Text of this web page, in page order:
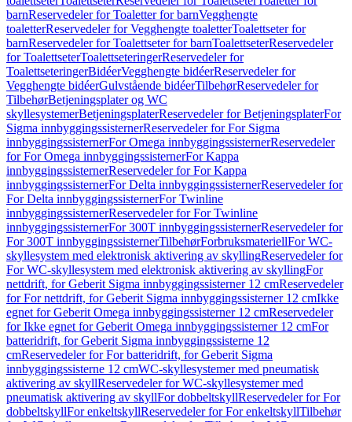
barnReservedeler for Toaletter for barnVegghengte
toaletterReservedeler for Vegghengte toaletterToalettseter for
barnReservedeler for Toalettseter for barnToalettseterReservedeler
for ToalettseterToalettseteringerReservedeler for
ToalettseteringerBidéerVegghengte bidéerReservedeler for
Vegghengte bidéerGulvstående bidéerTilbehørReservedeler for
TilbehørBetjeningsplater og WC
skyllesystemerBetjeningsplaterReservedeler for BetjeningsplaterFor
Sigma innbyggingssisternerReservedeler for For Sigma
innbyggingssisternerFor Omega innbyggingssisternerReservedeler
for For Omega innbyggingssisternerFor Kappa
innbyggingssisternerReservedeler for For Kappa
innbyggingssisternerFor Delta innbyggingssisternerReservedeler for
For Delta innbyggingssisternerFor Twinline
innbyggingssisternerReservedeler for For Twinline
innbyggingssisternerFor 300T innbyggingssisternerReservedeler for
For 300T innbyggingssisternerTilbehørForbruksmateriellFor WC-
skyllesystem med elektronisk aktivering av skyllingReservedeler for
For WC-skyllesystem med elektronisk aktivering av skyllingFor
nettdrift, for Geberit Sigma innbyggingssisterner 12 cmReservedeler
for For nettdrift, for Geberit Sigma innbyggingssisterner 12 cmIkke
egnet for Geberit Omega innbyggingssisterner 12 cmReservedeler
for Ikke egnet for Geberit Omega innbyggingssisterner 12 cmFor
batteridrift, for Geberit Sigma innbyggingssisterne 12
cmReservedeler for For batteridrift, for Geberit Sigma
innbyggingssisterne 12 cmWC-skyllesystemer med pneumatisk
aktivering av skyllReservedeler for WC-skyllesystemer med
pneumatisk aktivering av skyllFor dobbeltskyllReservedeler for For
dobbeltskyllFor enkeltskyllReservedeler for For enkeltskyllTilbehør